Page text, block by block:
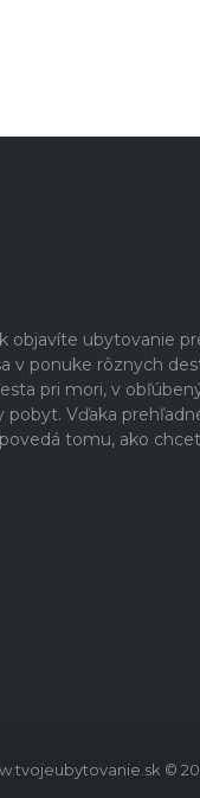
objavíte ubytovanie
v ponuke rôznych
pri mori, v
pobyt. Vďaka
tomu, ako
©